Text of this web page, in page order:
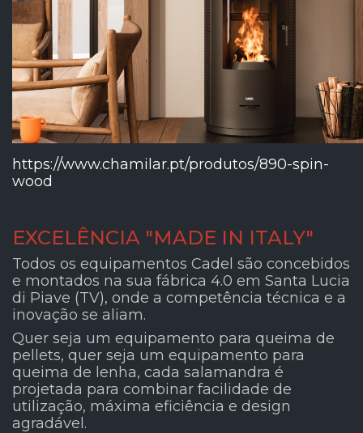
https://www.chamilar.pt/produtos/890-spin-
wood
EXCELÊNCIA "MADE IN ITALY"
Todos os equipamentos Cadel são concebidos
e montados na sua fábrica 4.0 em Santa Lucia
di Piave (TV), onde a competência técnica e a
inovação se aliam.
Quer seja um equipamento para queima de
pellets, quer seja um equipamento para
queima de lenha, cada salamandra é
projetada para combinar facilidade de
utilização, máxima eficiência e design
agradável.